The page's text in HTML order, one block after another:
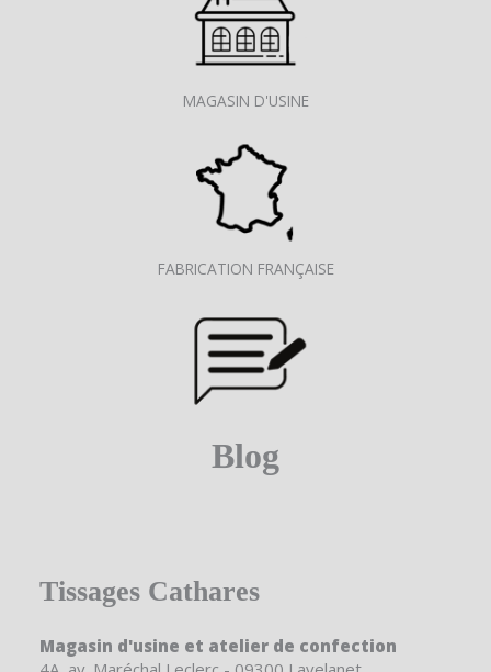
MAGASIN D'USINE
FABRICATION FRANÇAISE
Blog
Tissages Cathares
Magasin d'usine et atelier de confection